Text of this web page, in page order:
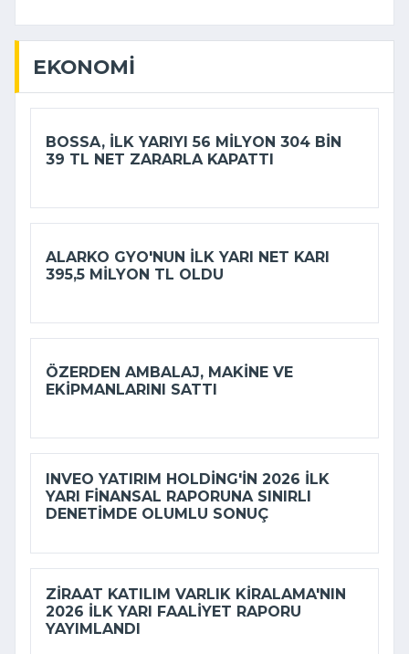
EKONOMI
BOSSA, ILK YARIYI 56 MILYON 304 BIN
39 TL NET ZARARLA KAPATTI
ALARKO GYO'NUN ILK YARI NET KARI
395,5 MILYON TL OLDU
ÖZERDEN AMBALAJ, MAKINE VE
EKIPMANLARINI SATTI
INVEO YATIRIM HOLDING'IN 2026 ILK
YARI FINANSAL RAPORUNA SINIRLI
DENETIMDE OLUMLU SONUÇ
ZIRAAT KATILIM VARLIK KIRALAMA'NIN
2026 ILK YARI FAALIYET RAPORU
YAYIMLANDI